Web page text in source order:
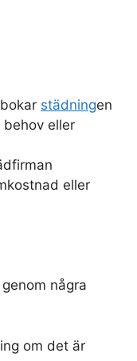
städningen
eller
eller
några
om det är